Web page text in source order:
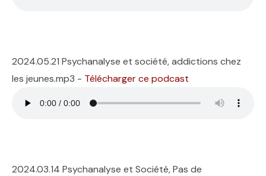
2024.05.21 Psychanalyse et société, addictions chez
les jeunes.mp3 - Télécharger ce podcast
2024.03.14 Psychanalyse et Société, Pas de